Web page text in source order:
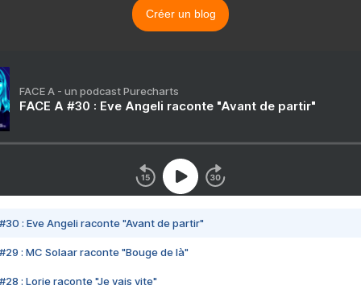
Créer un blog
FACE A - un podcast Purecharts
FACE A #30 : Eve Angeli raconte "Avant de partir"
#30 : Eve Angeli raconte "Avant de partir"
#29 : MC Solaar raconte "Bouge de là"
#28 : Lorie raconte "Je vais vite"